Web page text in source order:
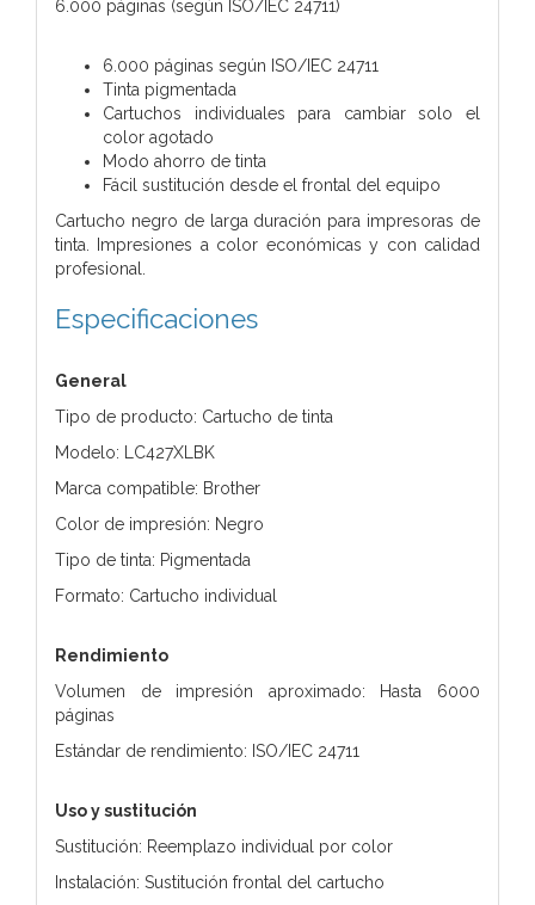
6.000 páginas (según ISO/IEC 24711)
6.000 páginas según ISO/IEC 24711
Tinta pigmentada
Cartuchos individuales para cambiar solo el
color agotado
Modo ahorro de tinta
Fácil sustitución desde el frontal del equipo
Cartucho negro de larga duración para impresoras de
tinta. Impresiones a color económicas y con calidad
profesional.
Especificaciones
General
Tipo de producto: Cartucho de tinta
Modelo: LC427XLBK
Marca compatible: Brother
Color de impresión: Negro
Tipo de tinta: Pigmentada
Formato: Cartucho individual
Rendimiento
Volumen de impresión aproximado: Hasta 6000
páginas
Estándar de rendimiento: ISO/IEC 24711
Uso y sustitución
Sustitución: Reemplazo individual por color
Instalación: Sustitución frontal del cartucho